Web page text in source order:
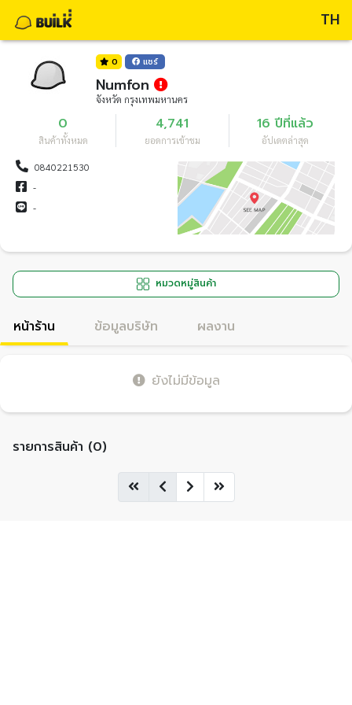
TH
0 แชร์
Numfon
จังหวัด กรุงเทพมหานคร
0
สินค้าทั้งหมด
4,741
ยอดการเข้าชม
16 ปีที่แล้ว
อัปเดตล่าสุด
0840221530
-
-
หมวดหมู่สินค้า
หน้าร้าน ข้อมูลบริษัท ผลงาน
ยังไม่มีข้อมูล
รายการสินค้า (0)